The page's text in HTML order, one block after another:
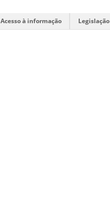
Acesso à informação Legislação